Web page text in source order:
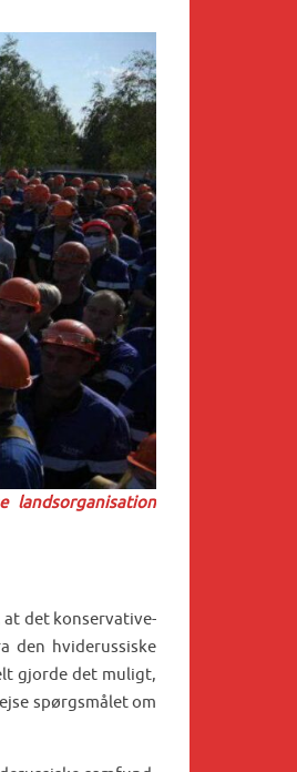
det konservative-
den hviderussiske
gjorde det muligt,
spørgsmålet om